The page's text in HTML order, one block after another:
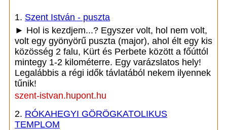
1. Szent István - puszta
► Hol is kezdjem...? Egyszer volt, hol nem volt,
volt egy gyönyörű puszta (major), ahol élt egy kis
közösség 2 falu, Kürt és Perbete között a főúttól
mintegy 1-2 kilométerre. Egy varázslatos hely!
Legalábbis a régi idők távlatából nekem ilyennek
tűnik!
szent-istvan.hupont.hu
2. RÓKAHEGYI GÖRÖGKATOLIKUS
TEMPLOM